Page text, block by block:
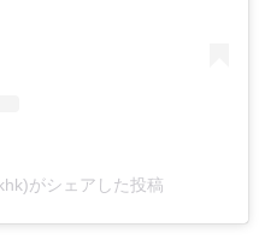
がシェアした投稿